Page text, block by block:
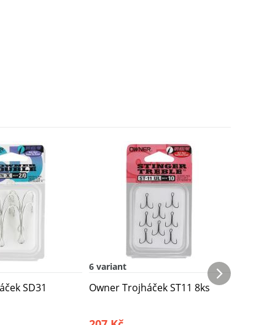
SD31
6 variant
Owner Trojháček ST11 8ks